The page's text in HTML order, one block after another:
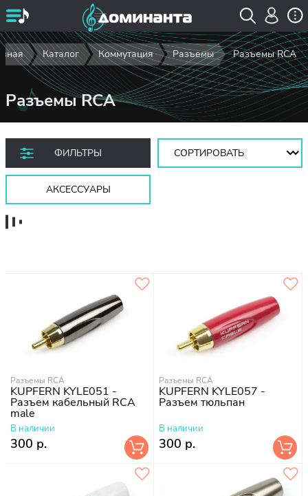
Каталог Коммутация Разъемы Разъемы RCA
Разъемы RCA
ФИЛЬТРЫ
Сортировать:
АКСЕССУАРЫ
Разъемы RCA
KUPFERN KYLE051 -
Разъем кабельный RCA
male
В наличии
300 р.
Разъемы RCA
KUPFERN KYLE057 -
Разъем тюльпан
В наличии
300 р.